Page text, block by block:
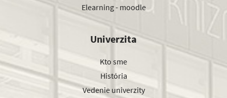
Elearning - moodle
Univerzita
Kto sme
História
Vedenie univerzity